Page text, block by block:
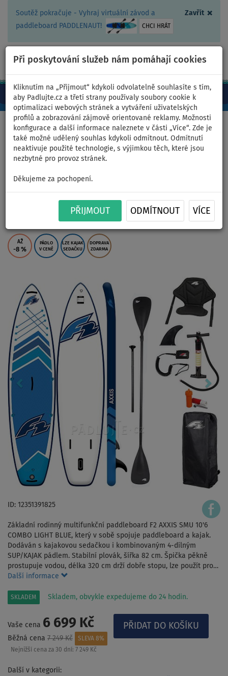
Zavřít ×
Soutěž pokračuje - Vyhraj virtuální závod a
paddleboard PADDLENAUT!
CHCI HRÁT
Při poskytování služeb nám pomáhají cookies
Kliknutím na „Přijmout“ kdykoli odvolatelně souhlasíte s tím,
aby Padlujte.cz a třetí strany používaly soubory cookie k
optimalizaci webových stránek a vytváření uživatelských
profilů a zobrazování zájmově orientované reklamy. Možnosti
konfigurace a další informace naleznete v části „Více“. Zde je
také možné udělený souhlas kdykoli odmítnout. Odmítnutí
neaktivuje použité technologie, s výjimkou těch, které jsou
nezbytné pro provoz stránek.
Děkujeme za pochopení.
PŘIJMOUT ODMÍTNOUT VÍCE
CZ/Kč +420 467 409 090 0ks
Domů >Nafukovací paddleboardy >Malé univerzální
Paddleboard F2 AXXIS SMU
10'6 COMBO LIGHT BLUE -
nafukovací
AŽ
-8 %
PÁDLO
V CENĚ
LZE KAJAK
SEDAČKU
DOPRAVA
ZDARMA
ID: 12351391825
Základní rodinný multifunkční paddleboard F2 AXXIS SMU 10'6
COMBO LIGHT BLUE, který v sobě spojuje paddleboard a kajak.
Dodáván s kajakovou sedačkou i kombinovaným 4-dílným
SUP/KAJAK pádlem. Stabilní plovák, šířka 82 cm. Špička pěkně
prostupuje vodou, délka 320 cm drží dobře stopu, lze použít pro…
Další informace
SKLADEM Skladem, obvykle expedujeme do 24 hodin.
Vaše cena 6 699 Kč
Běžná cena 7 249 Kč
SLEVA 8%
Nejnižší cena za 30 dní: 7 249 Kč
Další v kategorii: